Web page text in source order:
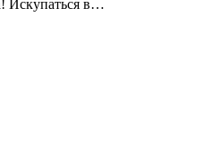
Искупаться в…